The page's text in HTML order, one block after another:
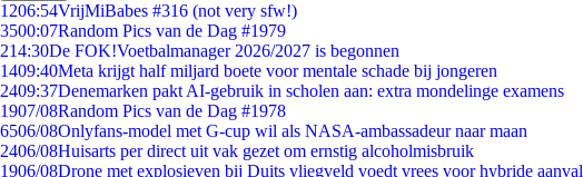
1206:54VrijMiBabes #316 (not very sfw!)
3500:07Random Pics van de Dag #1979
214:30De FOK!Voetbalmanager 2026/2027 is begonnen
1409:40Meta krijgt half miljard boete voor mentale schade bij jongeren
2409:37Denemarken pakt AI-gebruik in scholen aan: extra mondelinge examens
1907/08Random Pics van de Dag #1978
6506/08Onlyfans-model met G-cup wil als NASA-ambassadeur naar maan
2406/08Huisarts per direct uit vak gezet om ernstig alcoholmisbruik
1906/08Drone met explosieven bij Duits vliegveld voedt vrees voor hybride aanval